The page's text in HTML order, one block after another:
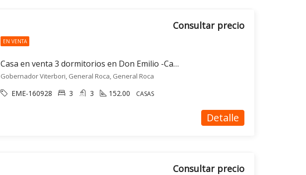
EN VENTA
Casa en venta 3 dormitorios en Don Emilio -Casa Boketto- Gral. Roca
Consultar precio
Gobernador Viterbori, General Roca, General Roca
EME-160928 3 3 152.00 CASAS
Detalle
Consultar precio